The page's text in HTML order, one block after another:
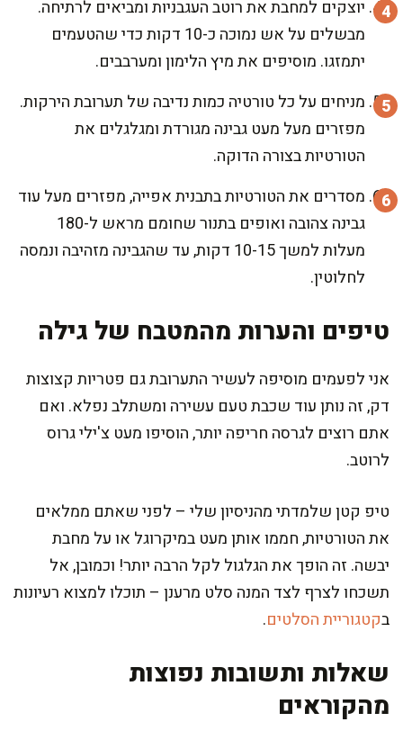
יוצקים למחבת את רוטב העגבניות ומביאים לרתיחה.
מבשלים על אש נמוכה כ-10 דקות כדי שהטעמים
יתמזגו. מוסיפים את מיץ הלימון ומערבבים.
מניחים על כל טורטיה כמות נדיבה של תערובת הירקות.
מפזרים מעל מעט גבינה מגורדת ומגלגלים את
הטורטיות בצורה הדוקה.
מסדרים את הטורטיות בתבנית אפייה, מפזרים מעל עוד
גבינה צהובה ואופים בתנור שחומם מראש ל-180
מעלות למשך 10-15 דקות, עד שהגבינה מזהיבה ונמסה
לחלוטין.
טיפים והערות מהמטבח של גילה
אני לפעמים מוסיפה לעשיר התערובת גם פטריות קצוצות
דק, זה נותן עוד שכבת טעם עשירה ומשתלב נפלא. ואם
אתם רוצים לגרסה חריפה יותר, הוסיפו מעט צ'ילי גרוס
לרוטב.
טיפ קטן שלמדתי מהניסיון שלי – לפני שאתם ממלאים
את הטורטיות, חממו אותן מעט במיקרוגל או על מחבת
יבשה. זה הופך את הגלגול לקל הרבה יותר! וכמובן, אל
תשכחו לצרף לצד המנה סלט מרענן – תוכלו למצוא רעיונות
בקטגוריית הסלטים.
שאלות ותשובות נפוצות
מהקוראים